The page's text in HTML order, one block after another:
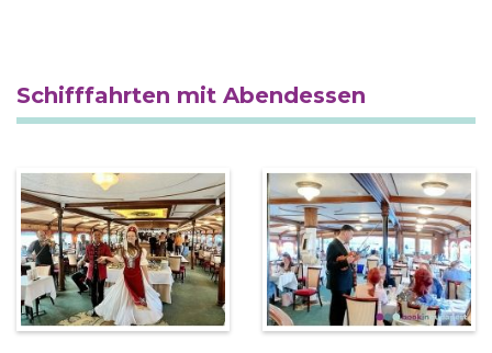
Schifffahrten mit Abendessen